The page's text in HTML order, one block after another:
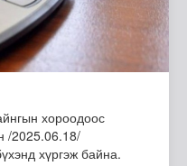
хороодоос
/2025.06.18/
хүргэж байна.